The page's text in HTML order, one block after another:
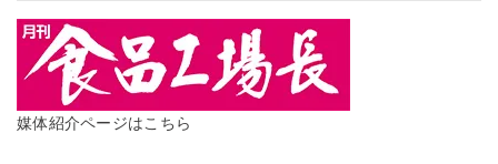
媒体紹介ページはこちら